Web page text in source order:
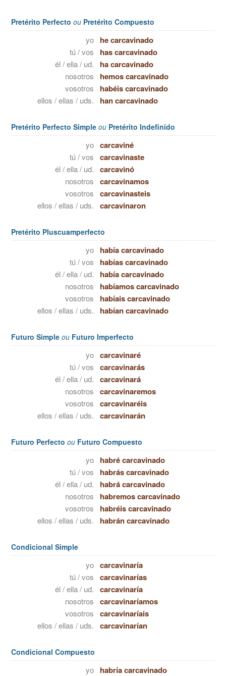
Pretérito Perfecto ou Pretérito Compuesto
yo he carcavinado
tú / vos has carcavinado
él / ella / ud. ha carcavinado
nosotros hemos carcavinado
vosotros habéis carcavinado
ellos / ellas / uds. han carcavinado
Pretérito Perfecto Simple ou Pretérito Indefinido
yo carcaviné
tú / vos carcavinaste
él / ella / ud. carcavinó
nosotros carcavinamos
vosotros carcavinasteis
ellos / ellas / uds. carcavinaron
Pretérito Pluscuamperfecto
yo había carcavinado
tú / vos habías carcavinado
él / ella / ud. había carcavinado
nosotros habíamos carcavinado
vosotros habíais carcavinado
ellos / ellas / uds. habían carcavinado
Futuro Simple ou Futuro Imperfecto
yo carcavinaré
tú / vos carcavinarás
él / ella / ud. carcavinará
nosotros carcavinaremos
vosotros carcavinaréis
ellos / ellas / uds. carcavinarán
Futuro Perfecto ou Futuro Compuesto
yo habré carcavinado
tú / vos habrás carcavinado
él / ella / ud. habrá carcavinado
nosotros habremos carcavinado
vosotros habréis carcavinado
ellos / ellas / uds. habrán carcavinado
Condicional Simple
yo carcavinaría
tú / vos carcavinarías
él / ella / ud. carcavinaría
nosotros carcavinaríamos
vosotros carcavinaríais
ellos / ellas / uds. carcavinarían
Condicional Compuesto
yo habría carcavinado